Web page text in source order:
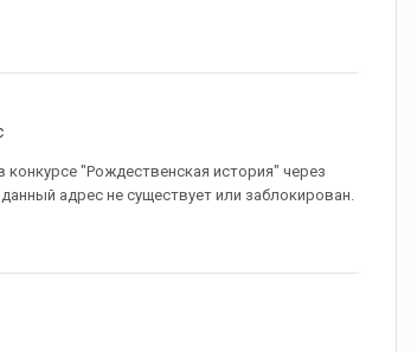
конкурсе "Рождественская история" через
адрес не существует или заблокирован.